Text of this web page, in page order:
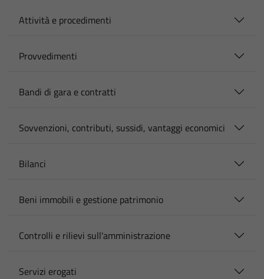
Attività e procedimenti
Provvedimenti
Bandi di gara e contratti
Sovvenzioni, contributi, sussidi, vantaggi economici
Bilanci
Beni immobili e gestione patrimonio
Controlli e rilievi sull'amministrazione
Servizi erogati